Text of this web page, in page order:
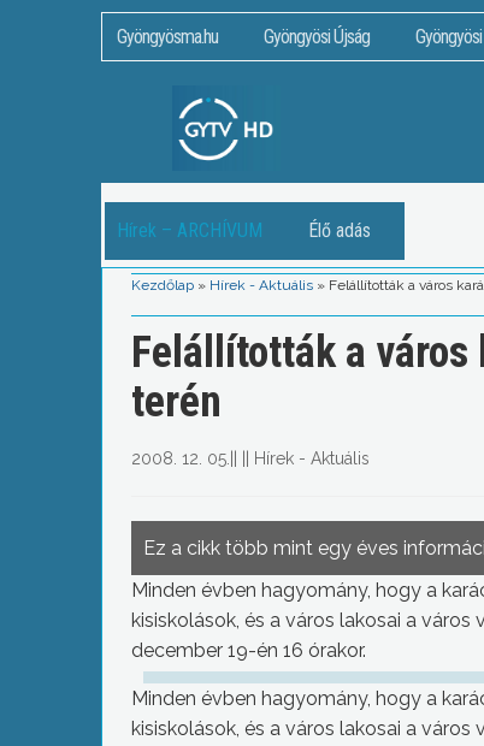
Gyöngyösma.hu Gyöngyösi Újság
Hírek – ARCHÍVUM Élő adás
Kezdőlap » Hírek - Aktuális » Felállították a város
Felállították a város
terén
2008. 12. 05. Hírek - Aktuális
Ez a cikk több mint egy éves
Minden évben hagyomány, hogy a
kisiskolások, és a város lakosai a
december 19-én 16 órakor.
Minden évben hagyomány, hogy a
kisiskolások, és a város lakosai a